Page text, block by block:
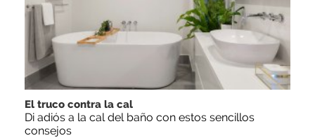
El truco contra la cal
Di adiós a la cal del baño con estos sencillos
consejos